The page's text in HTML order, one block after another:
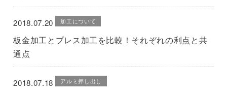
2018.07.20 加工について
板金加工とプレス加工を比較！それぞれの利点と共
通点
2018.07.18 アルミ押し出し